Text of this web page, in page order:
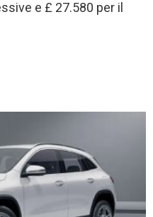
e £ 27.580 per il